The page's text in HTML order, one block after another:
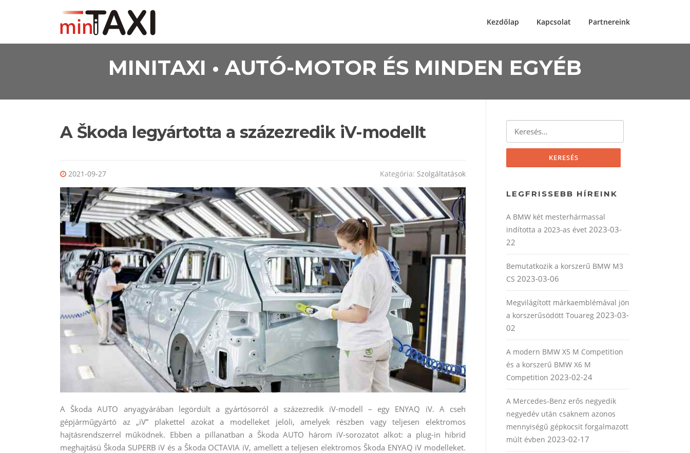
Kezdőlap Kapcsolat Partnereink
MINITAXI • AUTÓ-MOTOR ÉS MINDEN EGYÉB
A Škoda legyártotta a százezredik iV-modellt
2021-09-27 Kategória: Szolgáltatások
A Škoda AUTO anyagyárában legördült a gyártósorról a százezredik iV-modell – egy ENYAQ iV. A cseh
gépjárműgyártó az „iV” plakettel azokat a modelleket jelöli, amelyek részben vagy teljesen elektromos
hajtásrendszerrel működnek. Ebben a pillanatban a Škoda AUTO három iV-sorozatot alkot: a plug-in hibrid
meghajtású Škoda SUPERB iV és a Škoda OCTAVIA iV, amellett a teljesen elektromos Škoda ENYAQ iV modelleket.
LEGFRISSEBB HÍREINK
A BMW két mesterhármassal
indította a 2023-as évet 2023-03-
22
Bemutatkozik a korszerű BMW M3
CS 2023-03-06
Megvilágított márkaemblémával jön
a korszerűsödött Touareg 2023-03-
02
A modern BMW X5 M Competition
és a korszerű BMW X6 M
Competition 2023-02-24
A Mercedes-Benz erős negyedik
negyedév után csaknem azonos
mennyiségű gépkocsit forgalmazott
múlt évben 2023-02-17